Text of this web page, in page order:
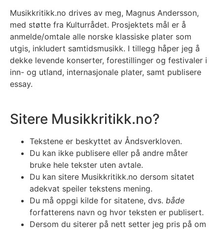
Musikkritikk.no drives av meg, Magnus Andersson,
med støtte fra Kulturrådet. Prosjektets mål er å
anmelde/omtale alle norske klassiske plater som
utgis, inkludert samtidsmusikk. I tillegg håper jeg å
dekke levende konserter, forestillinger og festivaler i
inn- og utland, internasjonale plater, samt publisere
essay.
Sitere Musikkritikk.no?
Tekstene er beskyttet av Åndsverkloven.
Du kan ikke publisere eller på andre måter
bruke hele tekster uten avtale.
Du kan sitere Musikkritikk.no dersom sitatet
adekvat speiler tekstens mening.
Du må oppgi kilde for sitatene, dvs. både
forfatterens navn og hvor teksten er publisert.
Dersom du siterer på nett setter jeg pris på om